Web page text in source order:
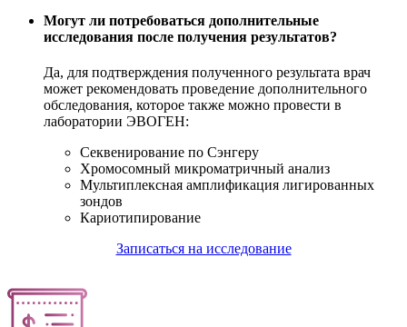
Могут ли потребоваться дополнительные
исследования после получения результатов?
Да, для подтверждения полученного результата врач
может рекомендовать проведение дополнительного
обследования, которое также можно провести в
лаборатории ЭВОГЕН:
Секвенирование по Сэнгеру
Хромосомный микроматричный анализ
Мультиплексная амплификация лигированных
зондов
Кариотипирование
Записаться на исследование